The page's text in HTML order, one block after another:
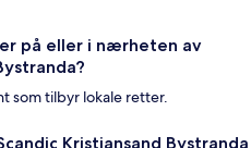
på eller i nærheten av
som tilbyr lokale retter.
Kristiansand Bystranda